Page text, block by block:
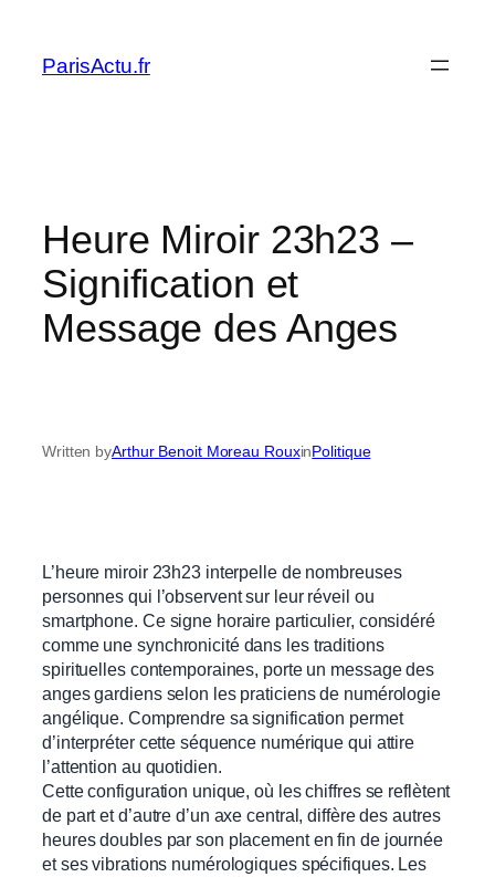
content
ParisActu.fr
Heure Miroir 23h23 –
Signification et
Message des Anges
Written byArthur Benoit Moreau RouxinPolitique
L’heure miroir 23h23 interpelle de nombreuses
personnes qui l’observent sur leur réveil ou
smartphone. Ce signe horaire particulier, considéré
comme une synchronicité dans les traditions
spirituelles contemporaines, porte un message des
anges gardiens selon les praticiens de numérologie
angélique. Comprendre sa signification permet
d’interpréter cette séquence numérique qui attire
l’attention au quotidien.
Cette configuration unique, où les chiffres se reflètent
de part et d’autre d’un axe central, diffère des autres
heures doubles par son placement en fin de journée
et ses vibrations numérologiques spécifiques. Les